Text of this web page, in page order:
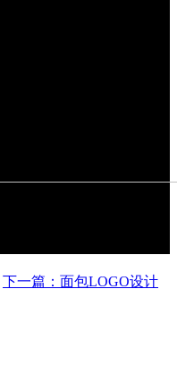
下一篇：面包LOGO设计